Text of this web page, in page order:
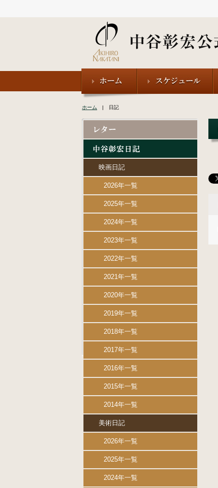
ホーム | 日記
映画日記
2026年一覧
2025年一覧
2024年一覧
2023年一覧
2022年一覧
2021年一覧
2020年一覧
2019年一覧
2018年一覧
2017年一覧
2016年一覧
2015年一覧
2014年一覧
美術日記
2026年一覧
2025年一覧
2024年一覧